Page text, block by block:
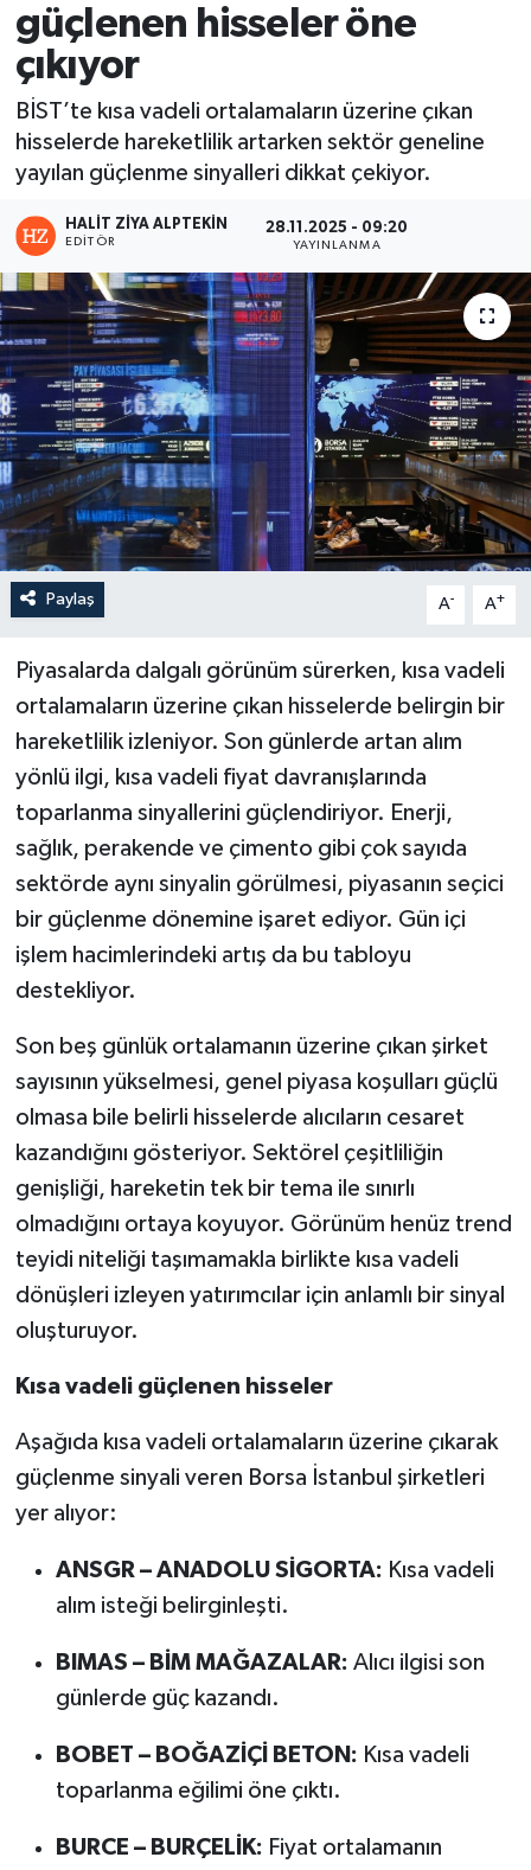
güçlenen hisseler öne
çıkıyor
BİST’te kısa vadeli ortalamaların üzerine çıkan
hisselerde hareketlilik artarken sektör geneline
yayılan güçlenme sinyalleri dikkat çekiyor.
HALIT ZIYA ALPTEKIN
EDITÖR
28.11.2025 - 09:20
YAYINLANMA
Paylaş A- A+
Piyasalarda dalgalı görünüm sürerken, kısa vadeli
ortalamaların üzerine çıkan hisselerde belirgin bir
hareketlilik izleniyor. Son günlerde artan alım
yönlü ilgi, kısa vadeli fiyat davranışlarında
toparlanma sinyallerini güçlendiriyor. Enerji,
sağlık, perakende ve çimento gibi çok sayıda
sektörde aynı sinyalin görülmesi, piyasanın seçici
bir güçlenme dönemine işaret ediyor. Gün içi
işlem hacimlerindeki artış da bu tabloyu
destekliyor.
Son beş günlük ortalamanın üzerine çıkan şirket
sayısının yükselmesi, genel piyasa koşulları güçlü
olmasa bile belirli hisselerde alıcıların cesaret
kazandığını gösteriyor. Sektörel çeşitliliğin
genişliği, hareketin tek bir tema ile sınırlı
olmadığını ortaya koyuyor. Görünüm henüz trend
teyidi niteliği taşımamakla birlikte kısa vadeli
dönüşleri izleyen yatırımcılar için anlamlı bir sinyal
oluşturuyor.
Kısa vadeli güçlenen hisseler
Aşağıda kısa vadeli ortalamaların üzerine çıkarak
güçlenme sinyali veren Borsa İstanbul şirketleri
yer alıyor:
ANSGR – ANADOLU SİGORTA: Kısa vadeli
alım isteği belirginleşti.
BIMAS – BİM MAĞAZALAR: Alıcı ilgisi son
günlerde güç kazandı.
BOBET – BOĞAZİÇİ BETON: Kısa vadeli
toparlanma eğilimi öne çıktı.
BURCE – BURÇELİK: Fiyat ortalamanın